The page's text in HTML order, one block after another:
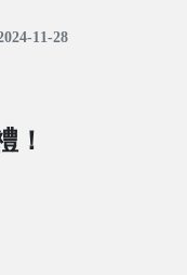
11-28
！